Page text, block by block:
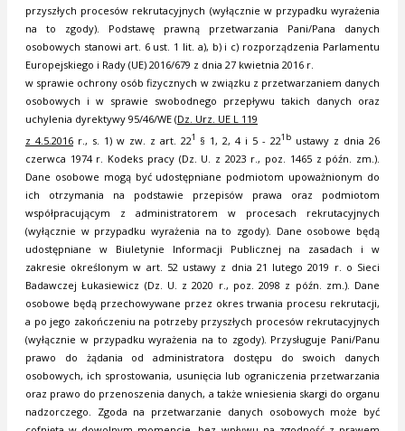
przyszłych procesów rekrutacyjnych (wyłącznie w przypadku wyrażenia
na to zgody). Podstawę prawną przetwarzania Pani/Pana danych
osobowych stanowi art. 6 ust. 1 lit. a), b) i c) rozporządzenia Parlamentu
Europejskiego i Rady (UE) 2016/679 z dnia 27 kwietnia 2016 r.
w sprawie ochrony osób fizycznych w związku z przetwarzaniem danych
osobowych i w sprawie swobodnego przepływu takich danych oraz
uchylenia dyrektywy 95/46/WE (Dz. Urz. UE L 119
z 4.5.2016 r., s. 1) w zw. z art. 221 § 1, 2, 4 i 5 - 221b ustawy z dnia 26
czerwca 1974 r. Kodeks pracy (Dz. U. z 2023 r., poz. 1465 z późn. zm.).
Dane osobowe mogą być udostępniane podmiotom upoważnionym do
ich otrzymania na podstawie przepisów prawa oraz podmiotom
współpracującym z administratorem w procesach rekrutacyjnych
(wyłącznie w przypadku wyrażenia na to zgody). Dane osobowe będą
udostępniane w Biuletynie Informacji Publicznej na zasadach i w
zakresie określonym w art. 52 ustawy z dnia 21 lutego 2019 r. o Sieci
Badawczej Łukasiewicz (Dz. U. z 2020 r., poz. 2098 z późn. zm.). Dane
osobowe będą przechowywane przez okres trwania procesu rekrutacji,
a po jego zakończeniu na potrzeby przyszłych procesów rekrutacyjnych
(wyłącznie w przypadku wyrażenia na to zgody). Przysługuje Pani/Panu
prawo do żądania od administratora dostępu do swoich danych
osobowych, ich sprostowania, usunięcia lub ograniczenia przetwarzania
oraz prawo do przenoszenia danych, a także wniesienia skargi do organu
nadzorczego. Zgoda na przetwarzanie danych osobowych może być